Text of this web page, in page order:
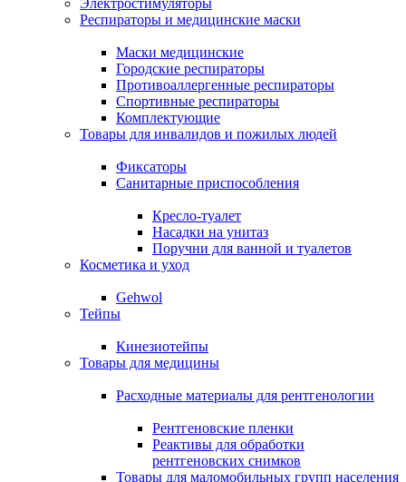
Электростимуляторы
Респираторы и медицинские маски
Маски медицинские
Городские респираторы
Противоаллергенные респираторы
Спортивные респираторы
Комплектующие
Товары для инвалидов и пожилых людей
Фиксаторы
Санитарные приспособления
Кресло-туалет
Насадки на унитаз
Поручни для ванной и туалетов
Косметика и уход
Gehwol
Тейпы
Кинезиотейпы
Товары для медицины
Расходные материалы для рентгенологии
Рентгеновские пленки
Реактивы для обработки
рентгеновских снимков
Товары для маломобильных групп населения